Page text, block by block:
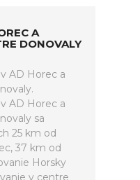
A
DONOVALY
AD Horec a
AD Horec a
sa
25 km od
37 km od
Horsky
v centre